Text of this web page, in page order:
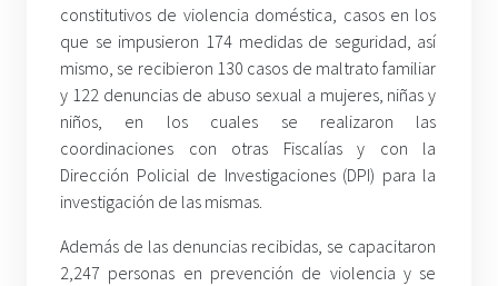
constitutivos de violencia doméstica, casos en los
que se impusieron 174 medidas de seguridad, así
mismo, se recibieron 130 casos de maltrato familiar
y 122 denuncias de abuso sexual a mujeres, niñas y
niños, en los cuales se realizaron las
coordinaciones con otras Fiscalías y con la
Dirección Policial de Investigaciones (DPI) para la
investigación de las mismas.
Además de las denuncias recibidas, se capacitaron
2,247 personas en prevención de violencia y se